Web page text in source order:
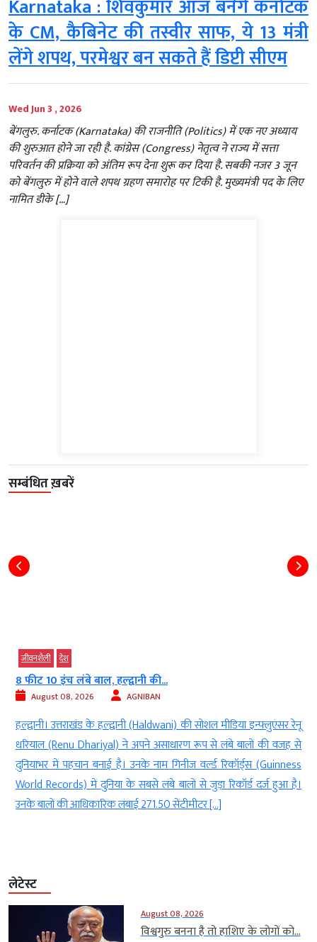
Karnataka : शिवकुमार आज बनेंगे कर्नाटक
के CM, कैबिनेट की तस्वीर साफ, ये 13 मंत्री
लेंगे शपथ, परमेश्वर बन सकते हैं डिप्टी सीएम
Wed Jun 3 , 2026
बेंगलुरु. कर्नाटक (Karnataka) की राजनीति (Politics) में एक नए अध्याय
की शुरुआत होने जा रही है. कांग्रेस (Congress) नेतृत्व ने राज्य में सत्ता
परिवर्तन की प्रक्रिया को अंतिम रूप देना शुरू कर दिया है. सबकी नजर 3 जून
को बेंगलुरु में होने वाले शपथ ग्रहण समारोह पर टिकी है. मुख्यमंत्री पद के लिए
नामित डीके […]
सम्बंधित ख़बरें
जीवनशैली देश
8 फीट 10 इंच लंबे बाल, हल्द्वानी की...
August 08, 2026 AGNIBAN
हल्द्वानी। उत्तराखंड के हल्द्वानी (Haldwani) की सोशल मीडिया इन्फ्लुएंसर रेनू
धरियाल (Renu Dhariyal) ने अपने असाधारण रूप से लंबे बालों की वजह से
दुनियाभर में पहचान बनाई है। उनके नाम गिनीज वर्ल्ड रिकॉर्ड्स (Guinness
World Records) में दुनिया के सबसे लंबे बालों से जुड़ा रिकॉर्ड दर्ज हुआ है।
उनके बालों की आधिकारिक लंबाई 271.50 सेंटीमीटर […]
लेटेस्ट
August 08, 2026
विश्वगुरु बनना है तो हाशिए के लोगों को...